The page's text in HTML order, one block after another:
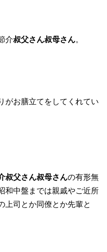
介叔父さん叔母さん。
がお膳立てをしてくれてい
叔父さん叔母さんの有形無
和中盤までは親戚やご近所
上司とか同僚とか先輩と